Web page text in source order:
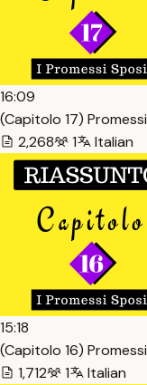
16:09
(Capitolo 17)
2,268
1 Italian
15:18
(Capitolo 16)
1,712
1 Italian